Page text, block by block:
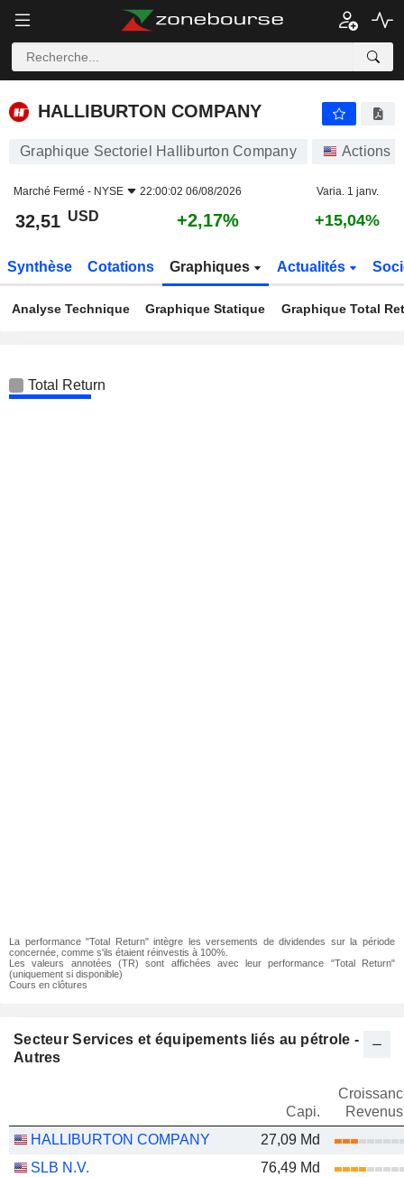
HALLIBURTON COMPANY
HALLIBURTON COMPANY
Graphique Sectoriel Halliburton Company Actions
Marché Fermé - NYSE 22:00:02 06/08/2026 Varia. 1 janv.
32,51 USD +2,17% +15,04%
Synthèse Cotations Graphiques Actualités
Analyse Technique Graphique Statique Graphique Total
Total Return
La performance "Total Return" intègre les versements de dividendes sur la période
concernée, comme s'ils étaient réinvestis à 100%.
Les valeurs annotées (TR) sont affichées avec leur performance "Total Return"
(uniquement si disponible)
Cours en clôtures
Secteur Services et équipements liés au pétrole -
Autres
Capi.
Revenus
HALLIBURTON COMPANY
27,09 Md
SLB N.V.
76,49 Md